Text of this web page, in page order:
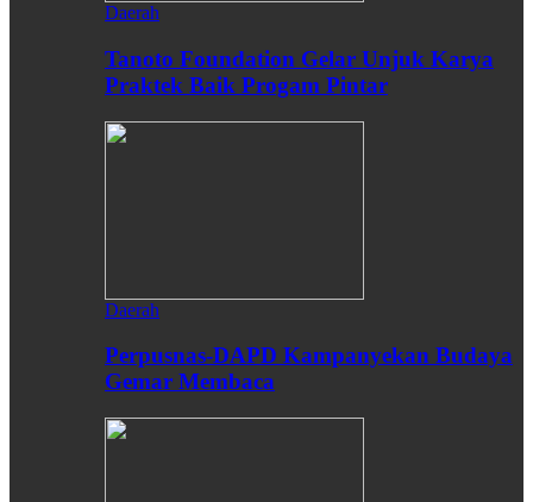
Daerah
Tanoto Foundation Gelar Unjuk Karya
Praktek Baik Progam Pintar
Daerah
Perpusnas-DAPD Kampanyekan Budaya
Gemar Membaca